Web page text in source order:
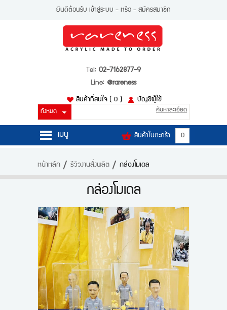
ยินดีต้อนรับ เข้าสู่ระบบ - หรือ - สมัครสมาชิก
Tel: 02-7162877-9
Line: @rareness
สินค้าที่สนใจ ( 0 ) บัญชีผู้ใช้
สินค้าในตะกร้า 0
ค้นหาละเอียด
เมนู
สินค้า
ติดต่อเรา
ขั้นตอนการสั่งซื้อ
ข่าวสาร
หน้าหลัก รีวิวงานสั่งผลิต กล่องโมเดล
กล่องโมเดล